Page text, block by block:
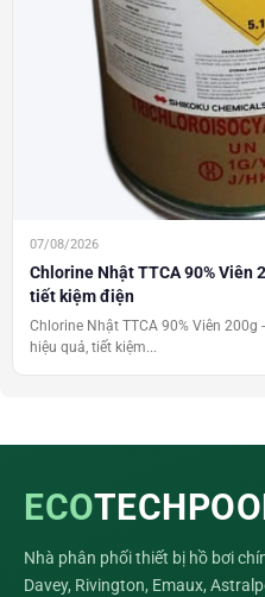
07/08/2026
Chlorine Nhật TTCA 90% Viên
tiết kiệm điện
Chlorine Nhật TTCA 90% Viên
hiệu quả, tiết kiệm...
ECO
Nhà phân phối thiết bị hồ bơi
Davey, Rivington, Emaux,